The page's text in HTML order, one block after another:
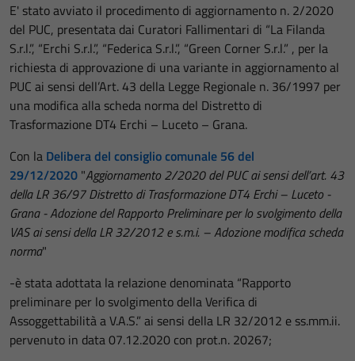
E' stato avviato il procedimento di aggiornamento n. 2/2020
del PUC, presentata dai Curatori Fallimentari di “La Filanda
S.r.l.”, “Erchi S.r.l.”, “Federica S.r.l.”, “Green Corner S.r.l.” , per la
richiesta di approvazione di una variante in aggiornamento al
PUC ai sensi dell’Art. 43 della Legge Regionale n. 36/1997 per
una modifica alla scheda norma del Distretto di
Trasformazione DT4 Erchi – Luceto – Grana.
Con la Delibera del consiglio comunale 56 del
29/12/2020 "Aggiornamento 2/2020 del PUC ai sensi dell’art. 43
della LR 36/97 Distretto di Trasformazione DT4 Erchi – Luceto -
Grana - Adozione del Rapporto Preliminare per lo svolgimento della
VAS ai sensi della LR 32/2012 e s.m.i. – Adozione modifica scheda
norma"
-è stata adottata la relazione denominata “Rapporto
preliminare per lo svolgimento della Verifica di
Assoggettabilità a V.A.S.” ai sensi della LR 32/2012 e ss.mm.ii.
pervenuto in data 07.12.2020 con prot.n. 20267;